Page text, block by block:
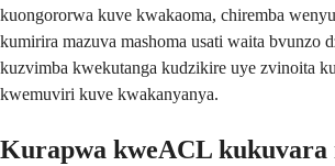
kuongororwa kuve kwakaoma, chiremba
kumirira mazuva mashoma usati waita bvunzo
kuzvimba kwekutanga kudzikire uye zvinoita
kwemuviri kuve kwakanyanya.
Kurapwa kweACL kukuvara